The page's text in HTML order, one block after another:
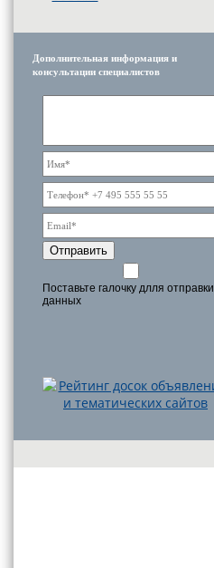
Дополнительная информация и
консультации специалистов
Отправить
Поставьте галочку длля отправки
данных